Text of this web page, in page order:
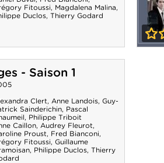
Fitoussi, Magdalena Malina,
Duclos, Thierry Godard
- Saison 1
Clert, Anne Landois, Guy-
Sainderichin, Pascal
, Philippe Triboit
Caillon, Audrey Fleurot,
Proust, Fred Bianconi,
Fitoussi, Guillaume
, Philippe Duclos, Thierry